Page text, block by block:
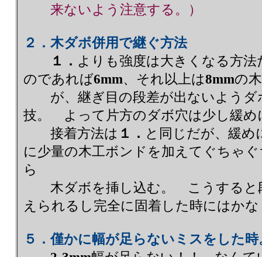
来ないよう注意する。）
２．木ダボ併用で継ぐ方法
１． よりも強度は大きくなる方
のであれば6mm、それ以上は8mmの
が、継ぎ目の段差が出ないようダ
技。 よって片方のダボ穴は少し緩め
接着方法は １． と同じだが、緩
に少量の木工ボンドを加えてぐちゃ
ら
木ダボを挿し込む。 こうすると
えられるし完全に固着した時にはか
５．僅かに幅が足らないミスをした時